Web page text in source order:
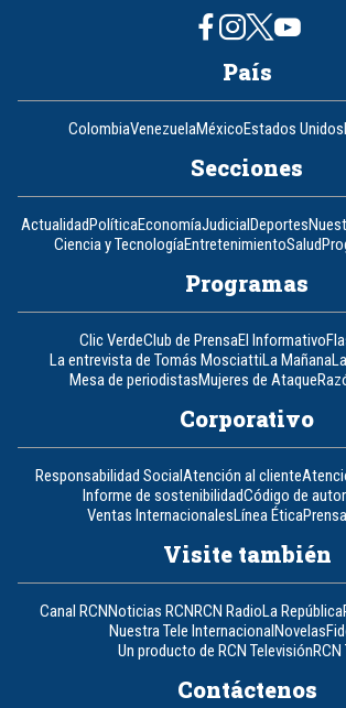
País
ColombiaVenezuelaMéxicoEstados Unidos
Secciones
ActualidadPolíticaEconomíaJudicialDeportes
Ciencia y TecnologíaEntretenimientoSalud
Programas
Clic VerdeClub de PrensaEl Informativo
La entrevista de Tomás MosciattiLa Mañana
Mesa de periodistasMujeres de Ataque
Corporativo
Responsabilidad SocialAtención al cliente
Informe de sostenibilidadCódigo de
Ventas InternacionalesLínea Ética
Visite también
Canal RCNNoticias RCNRCN RadioLa República
Nuestra Tele InternacionalNovelas
Un producto de RCN TelevisiónRCN
Contáctenos